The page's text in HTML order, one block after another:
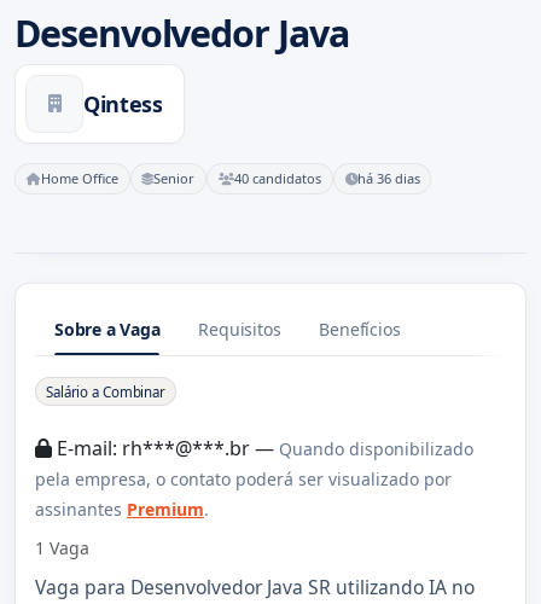
Desenvolvedor Java
Qintess
Home Office Senior 40 candidatos há 36 dias
Sobre a Vaga Requisitos Benefícios
Sobre a Vaga
Salário a Combinar
E-mail: rh***@***.br — Quando disponibilizado
pela empresa, o contato poderá ser visualizado por
assinantes Premium.
1 Vaga
Vaga para Desenvolvedor Java SR utilizando IA no